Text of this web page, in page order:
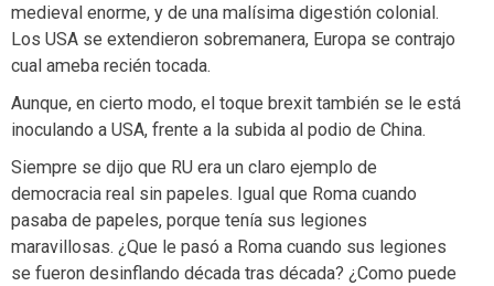
medieval enorme, y de una malísima digestión colonial.
Los USA se extendieron sobremanera, Europa se contrajo
cual ameba recién tocada.
Aunque, en cierto modo, el toque brexit también se le está
inoculando a USA, frente a la subida al podio de China.
Siempre se dijo que RU era un claro ejemplo de
democracia real sin papeles. Igual que Roma cuando
pasaba de papeles, porque tenía sus legiones
maravillosas. ¿Que le pasó a Roma cuando sus legiones
se fueron desinflando década tras década? ¿Como puede